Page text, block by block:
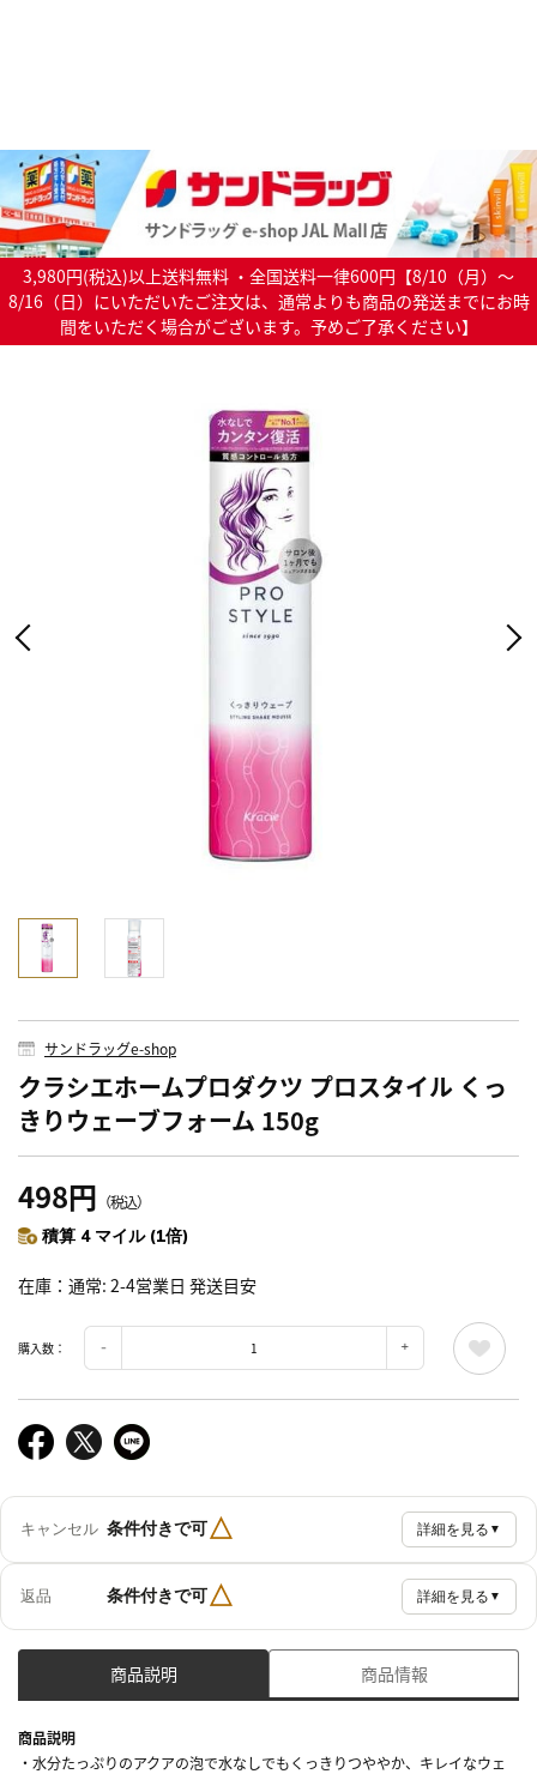
3,980円(税込)以上送料無料 ・全国送料一律600円【8/10（月）～
8/16（日）にいただいたご注文は、通常よりも商品の発送までにお時
間をいただく場合がございます。予めご了承ください】
サンドラッグe-shop
クラシエホームプロダクツ プロスタイル くっ
きりウェーブフォーム 150g
498円 （税込）
積算 4 マイル (1倍)
在庫 通常: 2-4営業日 発送目安
購入数：
キャンセル 条件付きで可△ 詳細を見る ▼
返品 条件付きで可△ 詳細を見る ▼
商品説明 商品情報
商品説明
・水分たっぷりのアクアの泡で水なしでもくっきりつややか、キレイなウェ